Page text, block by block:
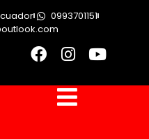
0993701151